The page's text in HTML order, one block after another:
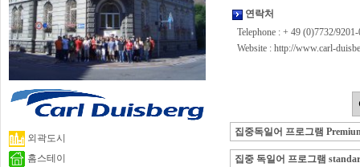
외곽도시
홈스테이
연락처
Telephone : + 49 (0)7732/9201-
Website : http://www.carl-
집중독일어 프로그램
집중 독일어 프로그램